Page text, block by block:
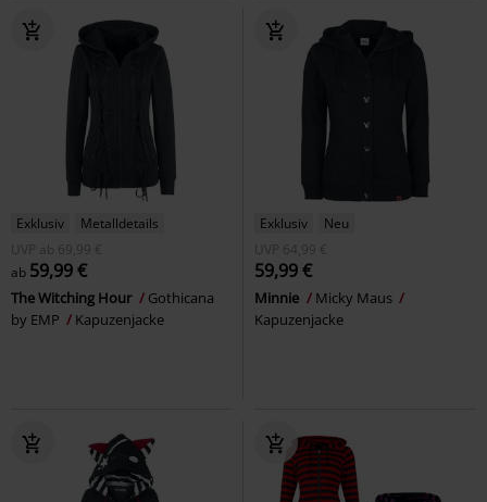
Exklusiv
Metalldetails
UVP
ab 69,99 €
ab 59,99 €
The Witching Hour
Gothicana
by EMP
Kapuzenjacke
Exklusiv
Neu
UVP
64,99 €
59,99 €
Minnie
Micky Maus
Kapuzenjacke